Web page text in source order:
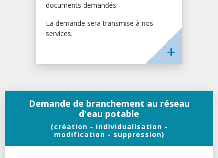
documents demandés.
La demande sera transmise à nos
services.
Demande de branchement au réseau
d'eau potable
(création - individualisation -
modification - suppression)